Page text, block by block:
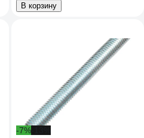
В корзину
-7%